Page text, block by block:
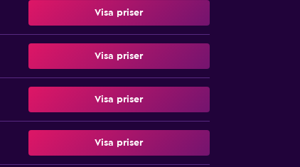
Visa priser
Visa priser
Visa priser
Visa priser